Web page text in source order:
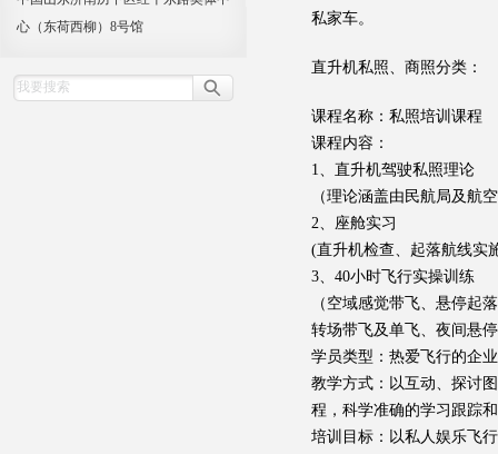
心（东荷西柳）8号馆
私家车。
直升机私照、商照分类：
课程名称：私照培训课程
课程内容：
1、直升机驾驶私照理论
（理论涵盖由民航局及航
2、座舱实习
(直升机检查、起落航线实
3、40小时飞行实操训练
（空域感觉带飞、悬停起
转场带飞及单飞、夜间悬
学员类型：热爱飞行的企
教学方式：以互动、探讨
程，科学准确的学习跟踪
培训目标：以私人娱乐飞